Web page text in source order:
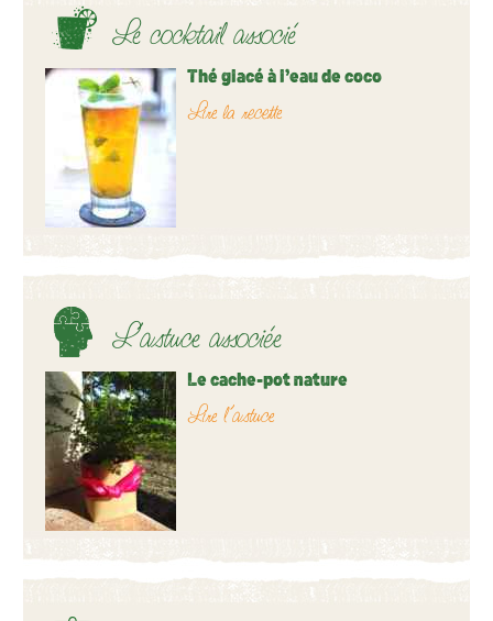
Le cocktail associé
Thé glacé à l’eau de coco
Lire la recette
L’astuce associée
Le cache-pot nature
Lire l’astuce